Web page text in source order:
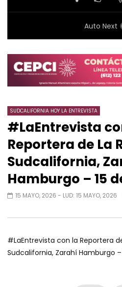
Auto Next
SUDCALIFORNIA HOY LA ENTREVISTA
#LaEntrevista
Reportera de La
Sudcalifornia,
Hamburgo – 15
15 MAYO, 2026 - LUD: 15 MAYO, 2026
#LaEntrevista con la Reportera
Sudcalifornia, Zarahí Hamburgo